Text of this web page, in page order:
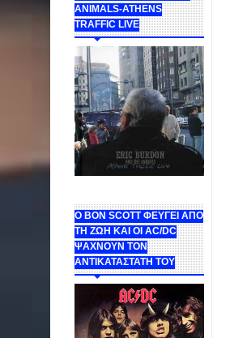
ANIMALS-ATHENS
TRAFFIC LIVE
Ο BON SCOTT ΦΕΥΓΕΙ ΑΠΟ
ΤΗ ΖΩΗ ΚΑΙ ΟΙ AC/DC
ΨΑΧΝΟΥΝ ΤΟΝ
ΑΝΤΙΚΑΤΑΣΤΑΤΗ ΤΟΥ